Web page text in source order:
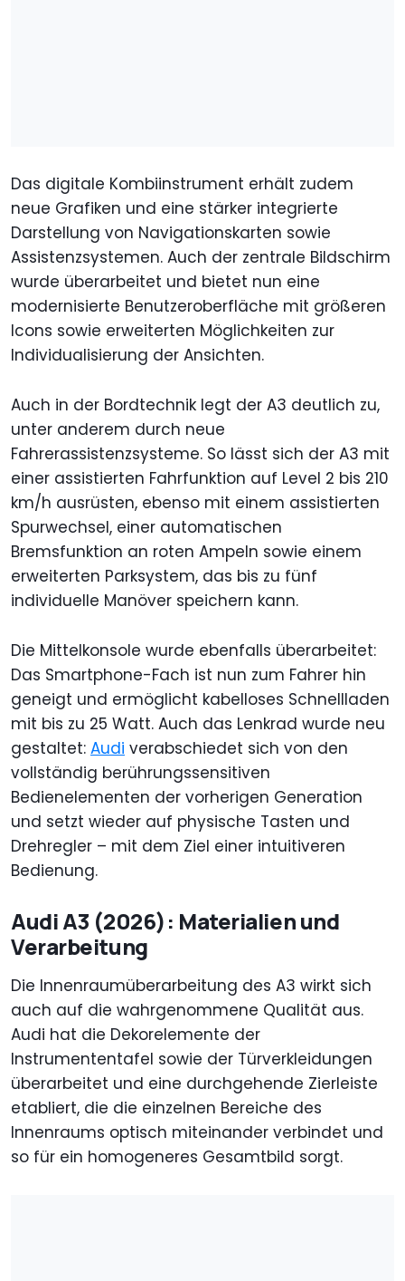
Das digitale Kombiinstrument erhält zudem
neue Grafiken und eine stärker integrierte
Darstellung von Navigationskarten sowie
Assistenzsystemen. Auch der zentrale Bildschirm
wurde überarbeitet und bietet nun eine
modernisierte Benutzeroberfläche mit größeren
Icons sowie erweiterten Möglichkeiten zur
Individualisierung der Ansichten.
Auch in der Bordtechnik legt der A3 deutlich zu,
unter anderem durch neue
Fahrerassistenzsysteme. So lässt sich der A3 mit
einer assistierten Fahrfunktion auf Level 2 bis 210
km/h ausrüsten, ebenso mit einem assistierten
Spurwechsel, einer automatischen
Bremsfunktion an roten Ampeln sowie einem
erweiterten Parksystem, das bis zu fünf
individuelle Manöver speichern kann.
Die Mittelkonsole wurde ebenfalls überarbeitet:
Das Smartphone-Fach ist nun zum Fahrer hin
geneigt und ermöglicht kabelloses Schnellladen
mit bis zu 25 Watt. Auch das Lenkrad wurde neu
gestaltet: Audi verabschiedet sich von den
vollständig berührungssensitiven
Bedienelementen der vorherigen Generation
und setzt wieder auf physische Tasten und
Drehregler – mit dem Ziel einer intuitiveren
Bedienung.
Audi A3 (2026): Materialien und
Verarbeitung
Die Innenraumüberarbeitung des A3 wirkt sich
auch auf die wahrgenommene Qualität aus.
Audi hat die Dekorelemente der
Instrumententafel sowie der Türverkleidungen
überarbeitet und eine durchgehende Zierleiste
etabliert, die die einzelnen Bereiche des
Innenraums optisch miteinander verbindet und
so für ein homogeneres Gesamtbild sorgt.